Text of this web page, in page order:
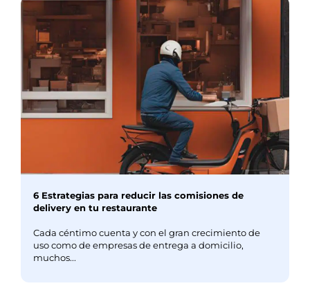
6 Estrategias para reducir las comisiones de
delivery en tu restaurante
Cada céntimo cuenta y con el gran crecimiento de
uso como de empresas de entrega a domicilio,
muchos...